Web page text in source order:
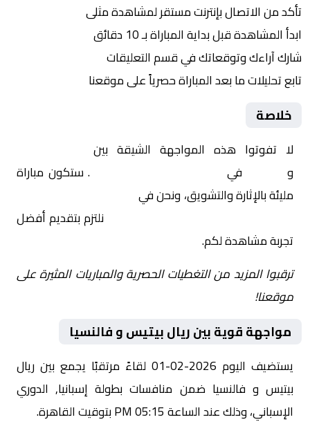
تأكد من الاتصال بإنترنت مستقر لمشاهدة مثلى
ابدأ المشاهدة قبل بداية المباراة بـ 10 دقائق
شارك آراءك وتوقعاتك في قسم التعليقات
تابع تحليلات ما بعد المباراة حصرياً على موقعنا
خلاصة
لا تفوتوا هذه المواجهة الشيقة بين
و
في
. ستكون مباراة
مليئة بالإثارة والتشويق، ونحن في
نلتزم بتقديم أفضل
تجربة مشاهدة لكم.
ترقبوا المزيد من التغطيات الحصرية والمباريات المثيرة على
موقعنا!
مواجهة قوية بين ريال بيتيس و فالنسيا
يستضيف اليوم 2026-02-01 لقاءً مرتقبًا يجمع بين ريال
بيتيس و فالنسيا ضمن منافسات بطولة إسبانيا, الدوري
الإسباني، وذلك عند الساعة 05:15 PM بتوقيت القاهرة.